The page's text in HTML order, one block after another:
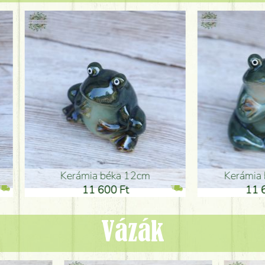
béka 12cm
600 Ft
Kerámia béka 12cm
11 600 Ft
Vázák